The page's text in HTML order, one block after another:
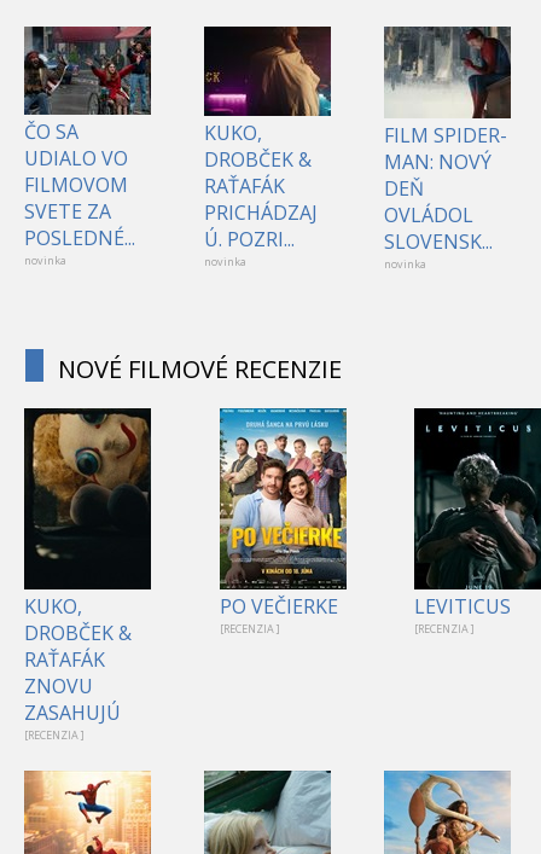
ČO SA
UDIALO VO
FILMOVOM
SVETE ZA
POSLEDNÉ...
novinka
KUKO,
DROBČEK &
RAŤAFÁK
PRICHÁDZAJ
Ú. POZRI...
novinka
FILM SPIDER-
MAN: NOVÝ
DEŇ
OVLÁDOL
SLOVENSK...
novinka
NOVÉ FILMOVÉ RECENZIE
KUKO,
DROBČEK &
RAŤAFÁK
ZNOVU
ZASAHUJÚ
[RECENZIA ]
PO VEČIERKE
[RECENZIA ]
LEVITICUS
[RECENZIA ]